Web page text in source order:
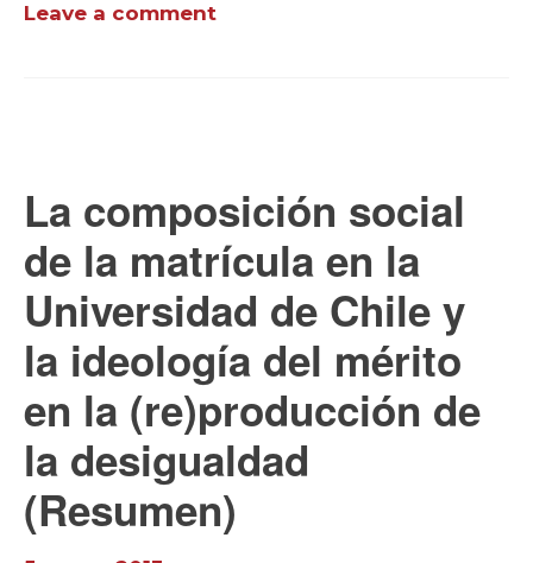
Leave a comment
La composición social
de la matrícula en la
Universidad de Chile y
la ideología del mérito
en la (re)producción de
la desigualdad
(Resumen)